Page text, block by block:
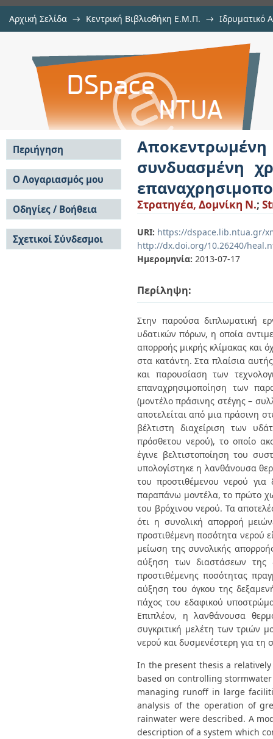
Αρχική Σελίδα → Κεντρική Βιβλιοθήκη Ε.Μ.Π. → Ιδρυματικό
Αποκεντρωμένη διαχείριση
στεγών με πρακτικές
συνδυασμένη
Στρατηγέα, Δομνίκη Ν.;
URI: https://dspace.lib.ntua.gr/
http://dx.doi.org/10.26240/
Ημερομηνία: 2013-07-17
Περίληψη:
Στην παρούσα διπλωματική
υδατικών πόρων, η οποία
απορροής μικρής κλίμακας και
στα κατάντη. Στα πλαίσια
και παρουσίαση των
επαναχρησιμοποίηση των
(μοντέλο πράσινης στέγης –
αποτελείται από μια πράσινη
βέλτιστη διαχείριση των
πρόσθετου νερού), το οποίο
έγινε βελτιστοποίηση του
υπολογίστηκε η λανθάνουσα
του προστιθέμενου νερού
παραπάνω μοντέλα, το πρώτο
του βρόχινου νερού. Τα
ότι η συνολική απορροή
προστιθέμενη ποσότητα νερού
μείωση της συνολικής
αύξηση των διαστάσεων της
προστιθέμενης ποσότητας
αύξηση του όγκου της
πάχος του εδαφικού
Επιπλέον, η λανθάνουσα
συγκριτική μελέτη των τριών
νερού και δυσμενέστερη για τη
In the present thesis a
based on controlling
managing runoff in large
analysis of the operation of
rainwater were described. A
description of a system which
Περιήγηση
Σε όλο το DSpace
Κοινότητες & Συλλογές
Ανά Ημερομηνία
Έκδοσης
Συγγραφείς
Τίτλοι
Θέματα
Ο Λογαριασμός μου
Σύνδεση
Εγγραφή
Οδηγίες / Βοήθεια
Οδηγίες Υποβολής
Οδηγίες Χρήσης ΙΑ
Συχνές Ερωτήσεις
Σχετικοί Σύνδεσμοι